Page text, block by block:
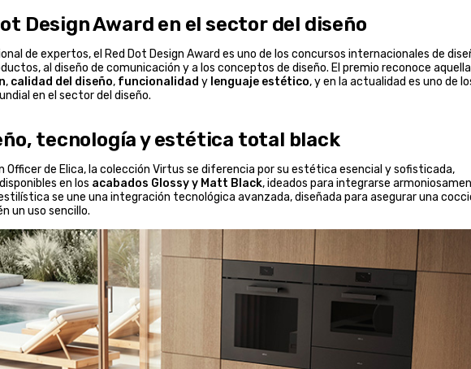
Design Award en el sector del diseño
de expertos, el Red Dot Design Award es uno de los concursos internacionales de
al diseño de comunicación y a los conceptos de diseño. El premio reconoce
, calidad del diseño, funcionalidad y lenguaje estético, y en la actualidad es uno de
en el sector del diseño.
tecnología y estética total black
Officer de Elica, la colección Virtus se diferencia por su estética esencial y sofisticada,
disponibles en los acabados Glossy y Matt Black, ideados para integrarse
se une una integración tecnológica avanzada, diseñada para asegurar una
un uso sencillo.